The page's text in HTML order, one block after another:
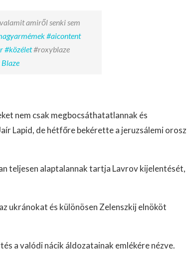
amiről senki sem
#aicontent
#közélet#roxyblaze
nem csak megbocsáthatatlannak és
Lapid, de hétfőre bekérette a jeruzsálemi orosz
teljesen alaptalannak tartja Lavrov kijelentését,
ukránokat és különösen Zelenszkij elnököt
a valódi nácik áldozatainak emlékére nézve.